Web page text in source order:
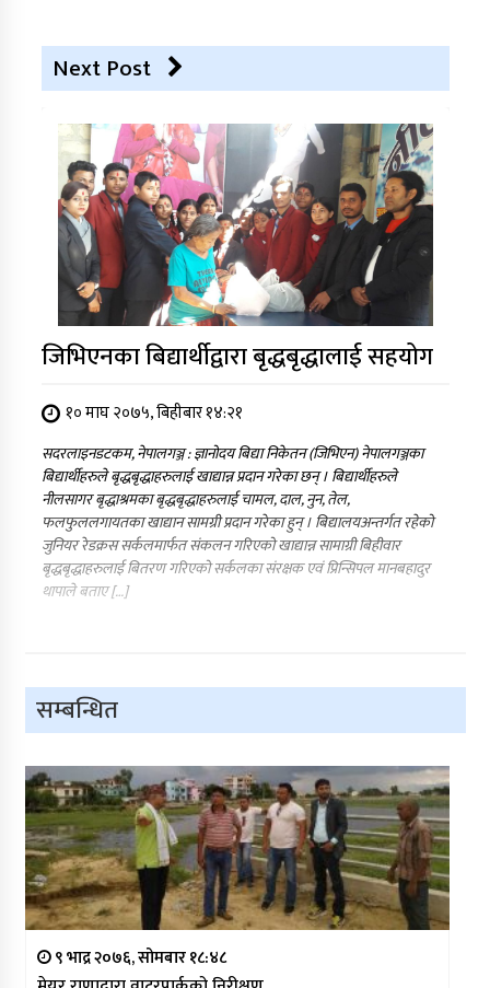
Next Post
जिभिएनका बिद्यार्थीद्वारा बृद्धबृद्धालाई सहयोग
१० माघ २०७५, बिहीबार १४:२१
सदरलाइनडटकम, नेपालगञ्ज : ज्ञानोदय बिद्या निकेतन (जिभिएन) नेपालगञ्जका
बिद्यार्थीहरुले बृद्धबृद्धाहरुलाई खाद्यान्न प्रदान गरेका छन् । बिद्यार्थीहरुले
नीलसागर बृद्धाश्रमका बृद्धबृद्धाहरुलाई चामल, दाल, नुन, तेल,
फलफुललगायतका खाद्यान सामग्री प्रदान गरेका हुन् । बिद्यालयअन्तर्गत रहेको
जुनियर रेडक्रस सर्कलमार्फत संकलन गरिएको खाद्यान्न सामाग्री बिहीवार
बृद्धबृद्धाहरुलाई बितरण गरिएको सर्कलका संरक्षक एवं प्रिन्सिपल मानबहादुर
थापाले बताए […]
सम्बन्धित
९ भाद्र २०७६, सोमबार १८:४८